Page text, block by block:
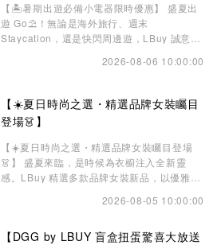
【🏝️暑期出遊必備小電器限時優惠】 盛夏出
遊 Go⛱️！無論是海外旅行、週末
Staycation，還是快閃周邊遊，LBuy 誠意為
輕鬆出發，時刻保持最佳狀態✨ 即睇精選推
Coolean 韓國BVLY無線迷你直髮夾（蜜蜂
款・粉色）⚡ ghd 迷你纖巧造型夾⚡ XPower
M5J 2合1超薄鋁合
2026-08-06 10:00:00
【☀️夏日時尚之選・精選品牌女裝矚目
登場👗】
【☀️夏日時尚之選・精選品牌女裝矚目登場
👗】 盛夏來臨，是時候為衣櫥注入全新靈
感。LBuy 精選多款品牌女裝新品，以優雅剪
讓您輕鬆展現自信魅力與個人風格✨ 從百搭
Cap 帽，多款人氣品牌單品集時尚感與實穿
2026-08-05 10:00:00
【DGG by LBUY 盲盒扭蛋驚喜大放送